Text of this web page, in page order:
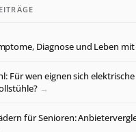
Diagnose und Leben
Für wen eignen sich elektrische
für Senioren: